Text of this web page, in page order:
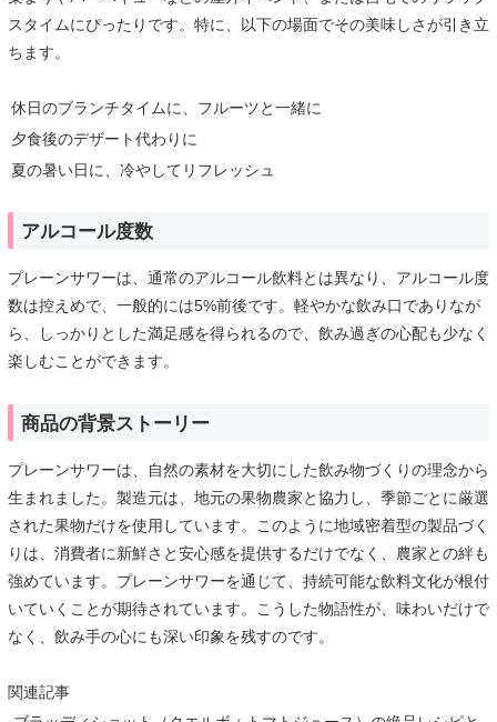
スタイムにぴったりです。特に、以下の場面でその美味しさが引き立
ちます。
休日のブランチタイムに、フルーツと一緒に
夕食後のデザート代わりに
夏の暑い日に、冷やしてリフレッシュ
アルコール度数
プレーンサワーは、通常のアルコール飲料とは異なり、アルコール度
数は控えめで、一般的には5%前後です。軽やかな飲み口でありなが
ら、しっかりとした満足感を得られるので、飲み過ぎの心配も少なく
楽しむことができます。
商品の背景ストーリー
プレーンサワーは、自然の素材を大切にした飲み物づくりの理念から
生まれました。製造元は、地元の果物農家と協力し、季節ごとに厳選
された果物だけを使用しています。このように地域密着型の製品づく
りは、消費者に新鮮さと安心感を提供するだけでなく、農家との絆も
強めています。プレーンサワーを通じて、持続可能な飲料文化が根付
いていくことが期待されています。こうした物語性が、味わいだけで
なく、飲み手の心にも深い印象を残すのです。
関連記事